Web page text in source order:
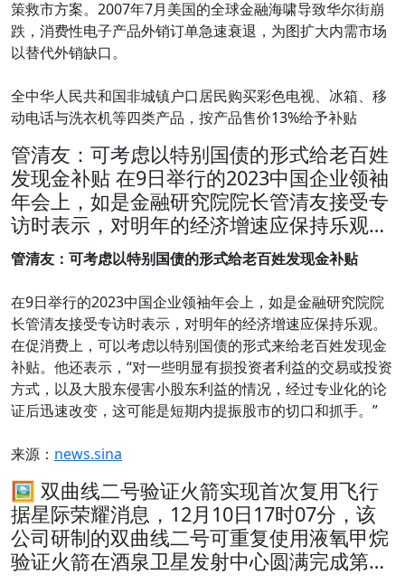
策救市方案。2007年7月美国的全球金融海啸导致华尔街崩
跌，消费性电子产品外销订单急速衰退，为图扩大内需市场
以替代外销缺口。
全中华人民共和国非城镇户口居民购买彩色电视、冰箱、移
动电话与洗衣机等四类产品，按产品售价13%给予补贴
管清友：可考虑以特别国债的形式给老百姓
发现金补贴 在9日举行的2023中国企业领袖
年会上，如是金融研究院院长管清友接受专
访时表示，对明年的经济增速应保持乐观…
管清友：可考虑以特别国债的形式给老百姓发现金补贴
在9日举行的2023中国企业领袖年会上，如是金融研究院院
长管清友接受专访时表示，对明年的经济增速应保持乐观。
在促消费上，可以考虑以特别国债的形式来给老百姓发现金
补贴。他还表示，“对一些明显有损投资者利益的交易或投资
方式，以及大股东侵害小股东利益的情况，经过专业化的论
证后迅速改变，这可能是短期内提振股市的切口和抓手。”
来源： news.sina
🖼 双曲线二号验证火箭实现首次复用飞行
据星际荣耀消息，12月10日17时07分，该
公司研制的双曲线二号可重复使用液氧甲烷
验证火箭在酒泉卫星发射中心圆满完成第…